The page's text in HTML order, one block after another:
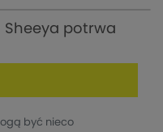
Sheeya potrwa
być nieco